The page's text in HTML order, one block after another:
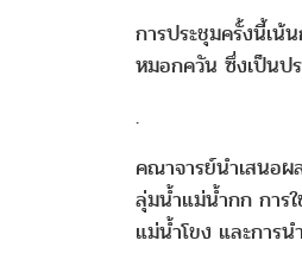
การประชุมครั้งนี้เน้
หมอกควัน ซึ่งเป็นป
.
คณาจารย์นำเสนอ
ลุ่มน้ำแม่น้ำกก การ
แม่น้ำโขง และการ